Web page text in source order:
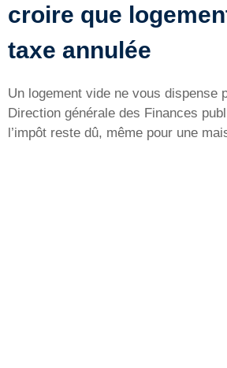
croire que
taxe annulée
Un logement vide ne vous dispense
Direction générale des Finances
l’impôt reste dû, même pour une